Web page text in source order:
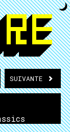
SUIVANTE